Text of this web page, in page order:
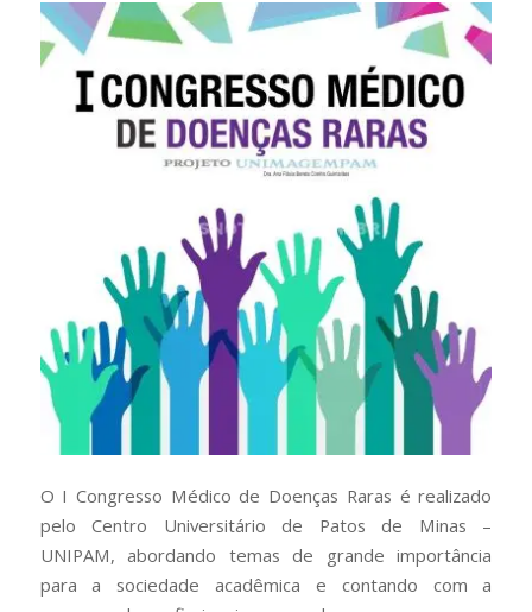
O I Congresso Médico de Doenças Raras é realizado
pelo Centro Universitário de Patos de Minas –
UNIPAM, abordando temas de grande importância
para a sociedade acadêmica e contando com a